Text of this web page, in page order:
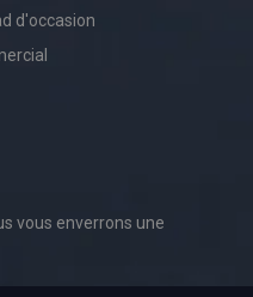
d'occasion
vous enverrons une